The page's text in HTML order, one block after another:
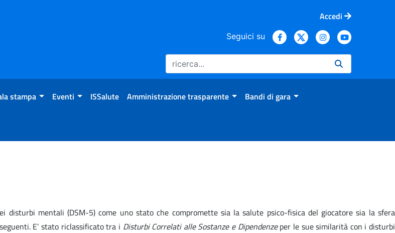
Accedi
Seguici su
stampa Eventi ISSalute Amministrazione trasparente Bandi di gara
disturbi mentali (DSM-5) come uno stato che compromette sia la salute psico-fisica del giocatore sia la sfera
E’ stato riclassificato tra i Disturbi Correlati alle Sostanze e Dipendenzeper le sue similarità con i disturbi